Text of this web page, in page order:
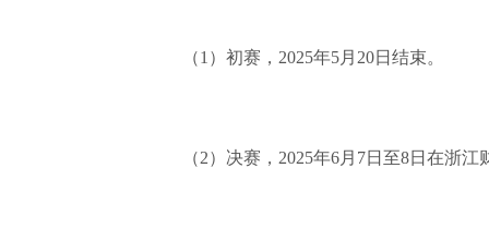
（1）初赛，2025年5月20日结束。
（2）决赛，2025年6月7日至8日在浙江